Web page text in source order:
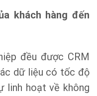
khách hàng đến
đều được CRM
dữ liệu có tốc độ
linh hoạt về không